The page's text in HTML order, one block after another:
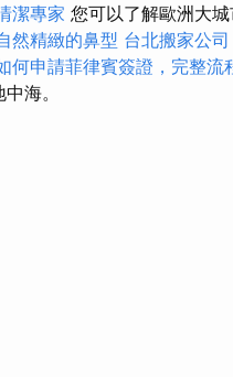
潔專家 您可以了解歐洲大
然精緻的鼻型 台北搬家公
何申請菲律賓簽證，完整流
海。